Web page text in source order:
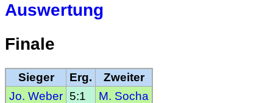
Auswertung
Finale
Sieger Erg.
Zweiter
Jo. Weber 5:1 M. Socha